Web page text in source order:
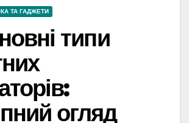
ТА ГАДЖЕТИ
типи
огляд